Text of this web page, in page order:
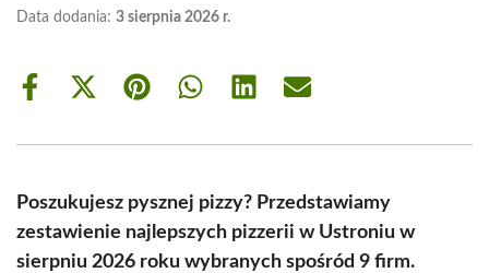
Data dodania: 3 sierpnia 2026 r.
Share
Share
(Twitter)
Share Share Share Share
Poszukujesz pysznej pizzy? Przedstawiamy
zestawienie najlepszych pizzerii w Ustroniu w
sierpniu 2026 roku wybranych spośród 9 firm.